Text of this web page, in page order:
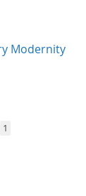
Modernity
1